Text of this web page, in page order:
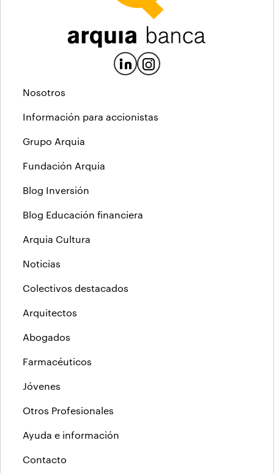
Nosotros
Información para accionistas
Grupo Arquia
Fundación Arquia
Blog Inversión
Blog Educación financiera
Arquia Cultura
Noticias
Colectivos destacados
Arquitectos
Abogados
Farmacéuticos
Jóvenes
Otros Profesionales
Ayuda e información
Contacto